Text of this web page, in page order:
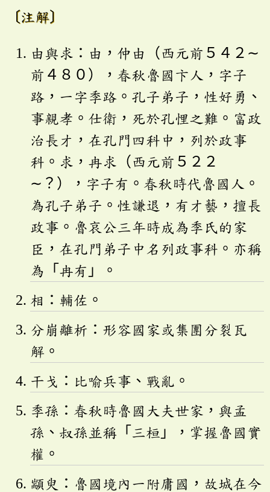
〔注解〕
由與求：由，仲由（西元前５４２∼
前４８０），春秋魯國卞人，字子
路，一字季路。孔子弟子，性好勇、
事親孝。仕衛，死於孔悝之難。富政
治長才，在孔門四科中，列於政事
科。求，冉求（西元前５２２
∼？），字子有。春秋時代魯國人。
為孔子弟子。性謙退，有才藝，擅長
政事。魯哀公三年時成為季氏的家
臣，在孔門弟子中名列政事科。亦稱
為「冉有」。
相：輔佐。
分崩離析：形容國家或集團分裂瓦
解。
干戈：比喻兵事、戰亂。
季孫：春秋時魯國大夫世家，與孟
孫、叔孫並稱「三桓」，掌握魯國實
權。
顓臾：魯國境內一附庸國，故城在今